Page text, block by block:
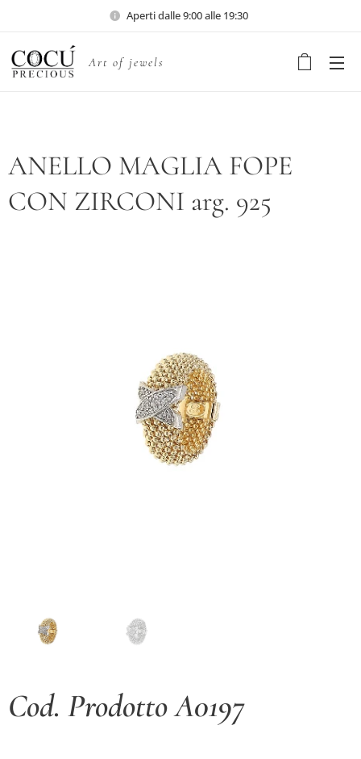
Aperti dalle 9:00 alle 19:30
Art of jewels
ANELLO MAGLIA FOPE
CON ZIRCONI arg. 925
Cod. Prodotto A0197